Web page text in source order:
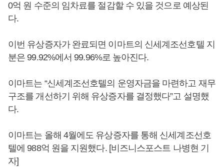
0억 원 수준의 임차료를 절감할 수 있을 것으로 예상된
다.
이번 유상증자가 완료되면 이마트의 신세계조선호텔 지
분은 99.92%에서 99.96%로 높아진다.
이마트는 “신세계조선호텔의 운영자금을 마련하고 재무
구조를 개선하기 위해 유상증자를 결정했다”고 설명했
다.
이마트는 올해 4월에도 유상증자를 통해 신세계조선호
텔에 988억 원을 지원했다. [비즈니스포스트 나병현 기
자]